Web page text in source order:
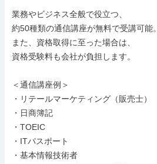
業務やビジネス全般で役立つ、
約50種類の通信講座が無料で受講可能。
また、資格取得に至った場合は、
資格受験料も会社が負担します。
＜通信講座例＞
・リテールマーケティング（販売士）
・日商簿記
・TOEIC
・ITパスポート
・基本情報技術者